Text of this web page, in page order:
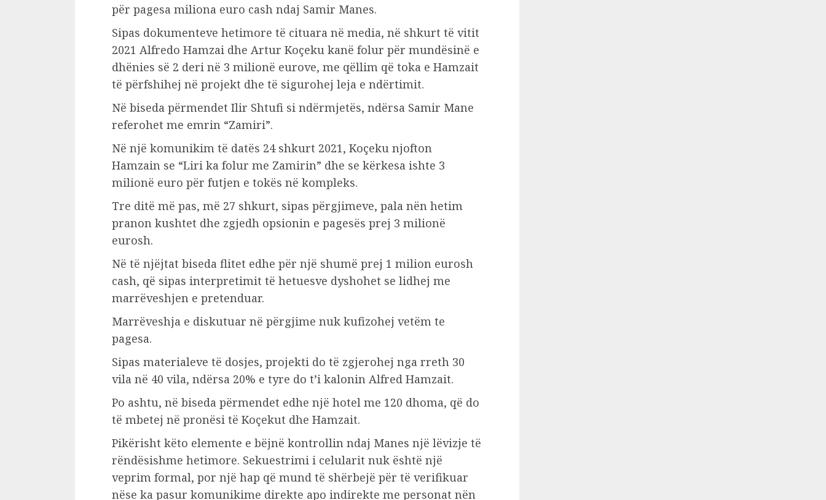
për pagesa miliona euro cash ndaj Samir Manes.
Sipas dokumenteve hetimore të cituara në media, në shkurt të vitit
2021 Alfredo Hamzai dhe Artur Koçeku kanë folur për mundësinë e
dhënies së 2 deri në 3 milionë eurove, me qëllim që toka e Hamzait
të përfshihej në projekt dhe të sigurohej leja e ndërtimit.
Në biseda përmendet Ilir Shtufi si ndërmjetës, ndërsa Samir Mane
referohet me emrin “Zamiri”.
Në një komunikim të datës 24 shkurt 2021, Koçeku njofton
Hamzain se “Liri ka folur me Zamirin” dhe se kërkesa ishte 3
milionë euro për futjen e tokës në kompleks.
Tre ditë më pas, më 27 shkurt, sipas përgjimeve, pala nën hetim
pranon kushtet dhe zgjedh opsionin e pagesës prej 3 milionë
eurosh.
Në të njëjtat biseda flitet edhe për një shumë prej 1 milion eurosh
cash, që sipas interpretimit të hetuesve dyshohet se lidhej me
marrëveshjen e pretenduar.
Marrëveshja e diskutuar në përgjime nuk kufizohej vetëm te
pagesa.
Sipas materialeve të dosjes, projekti do të zgjerohej nga rreth 30
vila në 40 vila, ndërsa 20% e tyre do t’i kalonin Alfred Hamzait.
Po ashtu, në biseda përmendet edhe një hotel me 120 dhoma, që do
të mbetej në pronësi të Koçekut dhe Hamzait.
Pikërisht këto elemente e bëjnë kontrollin ndaj Manes një lëvizje të
rëndësishme hetimore. Sekuestrimi i celularit nuk është një
veprim formal, por një hap që mund të shërbejë për të verifikuar
nëse ka pasur komunikime direkte apo indirekte me personat nën